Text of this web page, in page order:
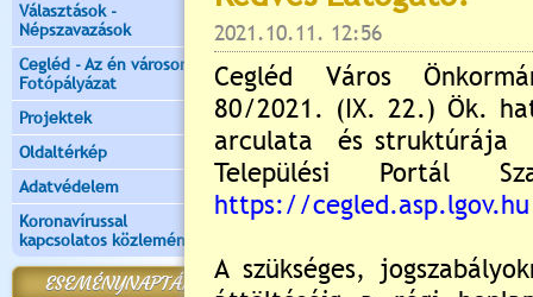
Választások -
Népszavazások
Cegléd - Az én városom -
Fotópályázat
Projektek
Oldaltérkép
Adatvédelem
Koronavírussal
kapcsolatos közlemények
ESEMÉNYNAPTÁR